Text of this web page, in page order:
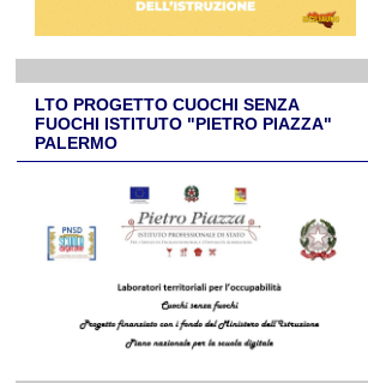
LTO PROGETTO CUOCHI SENZA
FUOCHI ISTITUTO "PIETRO PIAZZA"
PALERMO